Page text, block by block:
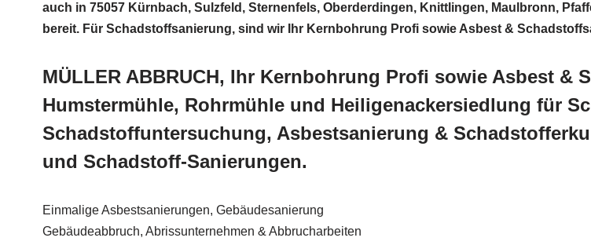
auch in 75057 Kürnbach, Sulzfeld, Sternenfels, Oberderdingen, Knittlingen, Maulbronn,
bereit. Für Schadstoffsanierung, sind wir Ihr Kernbohrung Profi sowie Asbest &
MÜLLER ABBRUCH, Ihr Kernbohrung Profi sowie Asbest &
Humstermühle, Rohrmühle und Heiligenackersiedlung für
Schadstoffuntersuchung, Asbestsanierung &
und Schadstoff-Sanierungen.
Einmalige Asbestsanierungen, Gebäudesanierung
Gebäudeabbruch, Abrissunternehmen & Abbrucharbeiten